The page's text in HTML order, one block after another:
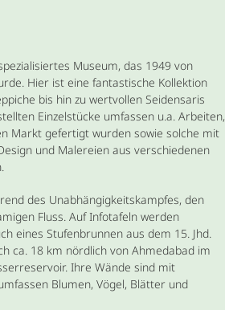
Museum, das 1949 von
Hier ist eine fantastische Kollektion
bis hin zu wertvollen Seidensaris
Einzelstücke umfassen u.a. Arbeiten,
Markt gefertigt wurden sowie solche mit
und Malereien aus verschiedenen
des Unabhängigkeitskampfes, den
Fluss. Auf Infotafeln werden
eines Stufenbrunnen aus dem 15. Jhd.
ca. 18 km nördlich von Ahmedabad im
Ihre Wände sind mit
Blumen, Vögel, Blätter und